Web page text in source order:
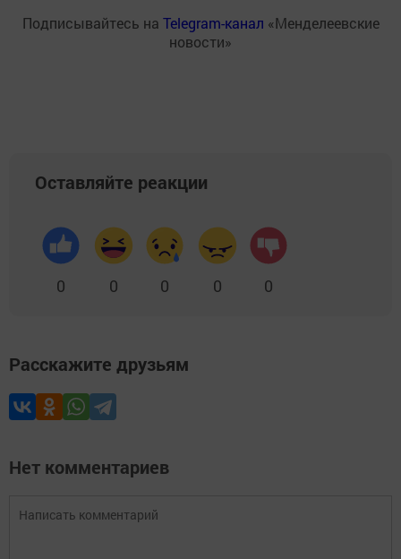
Подписывайтесь на Telegram-канал «Менделеевские
новости»
Оставляйте реакции
0 0 0 0 0
Расскажите друзьям
Нет комментариев